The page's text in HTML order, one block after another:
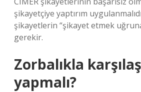
şikayetçiye yaptırım
şikayetlerin “şikayet etmek
gerekir.
Zorbalıkla
yapmalı?